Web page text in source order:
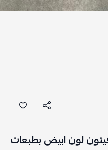
لون ابيض بطبعات